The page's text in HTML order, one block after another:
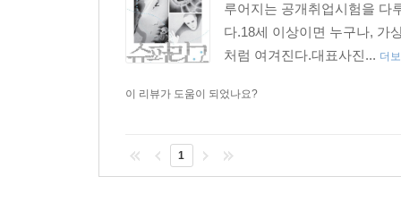
작가는 전작 『알래스카 한의원』에 이어 이번
현실 같은 가상현실 속 장면들과 스피드하게
생존이라는 인간의 공통분모에 게임과 엔터테인
루어지는 공개취업시험을 다
다.18세 이상이면 누구나, 가
처럼 여겨진다.대표사진... 더
이 리뷰가 도움이 되었나요?
1